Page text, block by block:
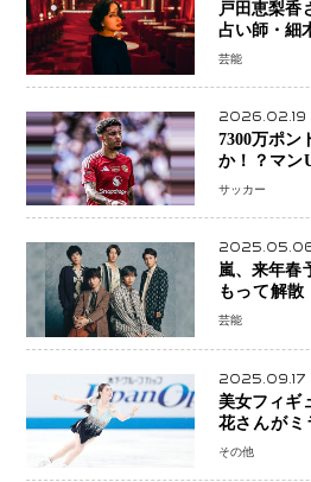
戸田恵梨
占い師・細
芸能
2026.02.19
7300万ポン
か！？マン
へ・・・補
サッカー
嵐、来年春
もって解散
月末で活動
芸能
2025.09.17
美女フィギ
花さんがミ
手権欠場を
その他